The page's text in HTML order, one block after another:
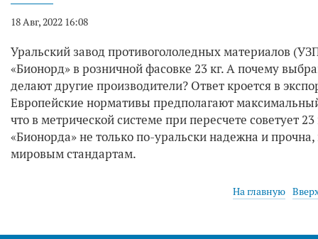
18 Авг, 2022 16:08
Уральский завод противогололедных материалов
«Бионорд» в розничной фасовке 23 кг. А почему
делают другие производители? Ответ кроется в
Европейские нормативы предполагают
что в метрической системе при пересчете советует
«Бионорда» не только по-уральски надежна и
мировым стандартам.
На главную